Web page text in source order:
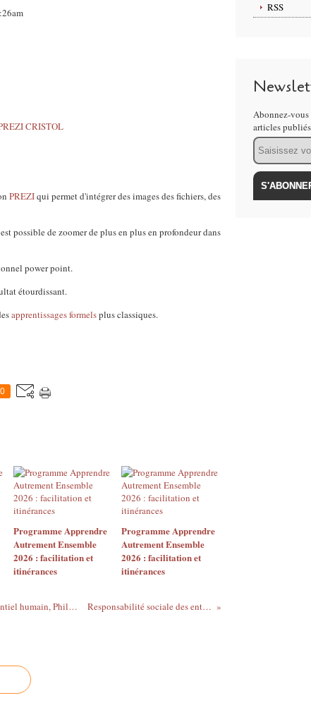
PREZIqui permet d'intégrer des images des fichiers, des
possible de zoomer de plus en plus en profondeur dans
power point.
étourdissant.
apprentissages formelsplus classiques.
0
Programme Apprendre
Autrement Ensemble
2026 : facilitation et
itinérances
Programme Apprendre
Autrement Ensemble
2026 : facilitation et
itinérances
Stratégie et formation, développer l’atout concurrentiel humain, Philippe Korda, Dunod, 201 pages, 24 euros. Responsabilité sociale des entreprises et formation.
RSS
Abonnez-vous
articles
Email